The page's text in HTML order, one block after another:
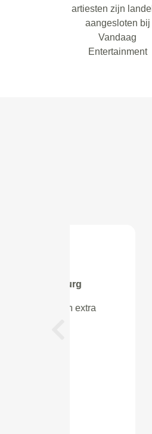
artiesten zijn
aangesloten bij
Vandaag
Entertainment
Ruim
gereed.